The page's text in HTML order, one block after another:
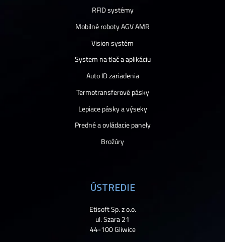
RFID systémy
Mobilné roboty AGV AMR
Vision systém
System na tlač a aplikáciu
Auto ID zariadenia
Termotransferové pásky
Lepiace pásky a výseky
Predné a ovládacie panely
Brožúry
ÚSTREDIE
Etisoft Sp. z o.o.
ul. Szara 21
44-100 Gliwice